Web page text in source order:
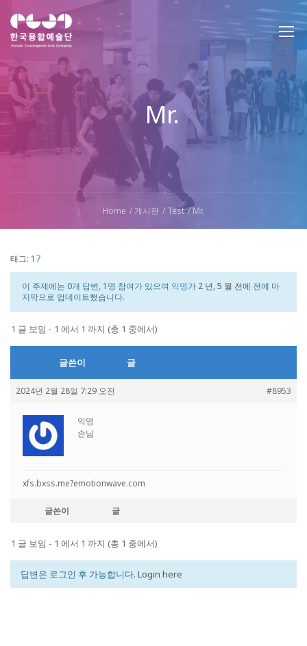
Mr.
Home 게시판 Test Mr.
태그: 17
이 주제에는 0개 답변, 1명 참여가 있으며 익명가 2 년, 5 월 전에 전에 마
지막으로 업데이트했습니다.
1 글 보임 - 1 에서 1 까지 (총 1 중에서)
글쓴이 글
2024년 2월 28일 7:29 오전 #8953
익명
손님
xfs.bxss.me?emotionwave.com
글쓴이 글
1 글 보임 - 1 에서 1 까지 (총 1 중에서)
답변은 로그인 후 가능합니다. Login here